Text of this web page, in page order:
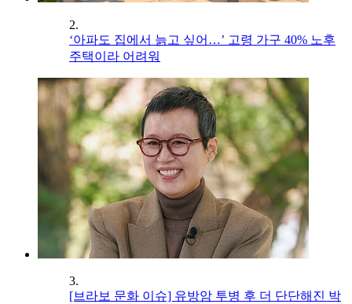
2.
‘아파도 집에서 늙고 싶어…’ 고령 가구 40% 노후
주택이라 어려워
3.
[브라보 문화 이슈] 유방암 투병 후 더 단단해진 박